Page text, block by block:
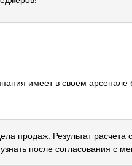
имеет в своём арсенале
продаж. Результат расчета
после согласования с